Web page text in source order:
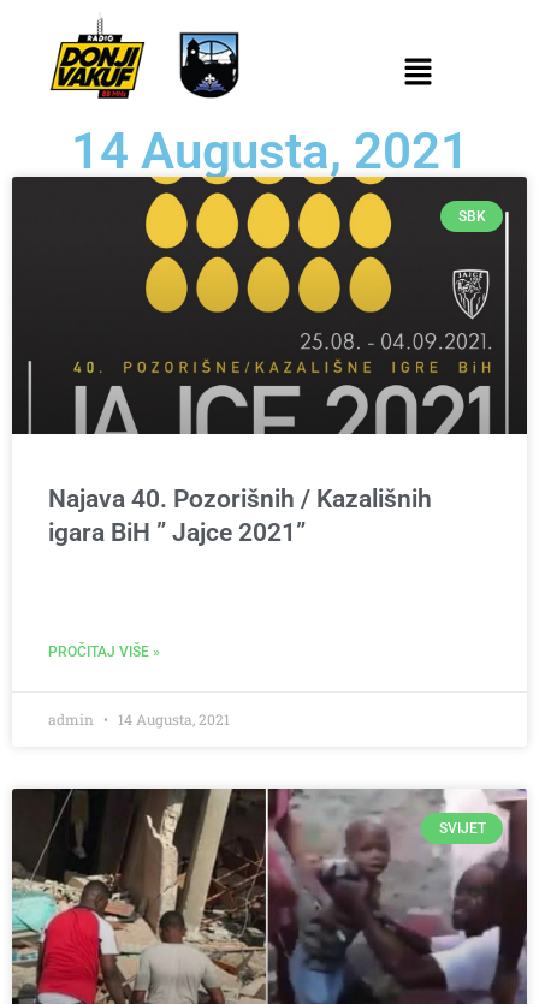
14 Augusta, 2021
SBK
Najava 40. Pozorišnih / Kazališnih
igara BiH ” Jajce 2021”
PROČITAJ VIŠE »
admin 14 Augusta, 2021
SVIJET